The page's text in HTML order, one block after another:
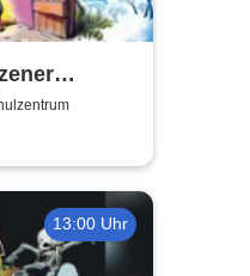
2026
13:00 Uhr